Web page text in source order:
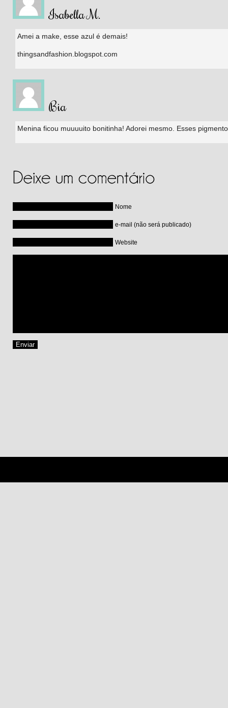
Isabella M.
Amei a make, esse azul é demais!
thingsandfashion.blogspot.com
Bia
Menina ficou muuuuito bonitinha! Adorei mesmo. Esses
Nome
e-mail (não será publicado)
Website